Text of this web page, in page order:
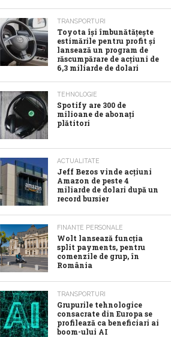
TRANSPORTURI
Toyota îşi îmbunătăţeşte
estimările pentru profit şi
lansează un program de
răscumpărare de acţiuni de
6,3 miliarde de dolari
TEHNOLOGIE
Spotify are 300 de
milioane de abonaţi
plătitori
ACTUALITATE
Jeff Bezos vinde acţiuni
Amazon de peste 4
miliarde de dolari după un
record bursier
FINANȚE PERSONALE
Wolt lansează funcția
split payments, pentru
comenzile de grup, în
România
TRANSPORTURI
Grupurile tehnologice
consacrate din Europa se
profilează ca beneficiari ai
boom-ului AI